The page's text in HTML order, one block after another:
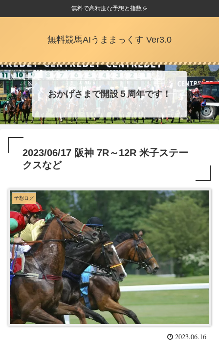
無料で高精度な予想と指数を
無料競馬AIうままっくす Ver3.0
おかげさまで開設５周年です！
2023/06/17 阪神 7R～12R 米子ステー
クスなど
予想ログ
2023.06.16